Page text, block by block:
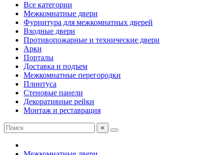
Все категории
Межкомнатные двери
Фурнитура для межкомнатных дверей
Входные двери
Противопожарные и технические двери
Арки
Порталы
Доставка и подъем
Межкомнатные перегородки
Плинтуса
Стеновые панели
Декоративные рейки
Монтаж и реставрация
×